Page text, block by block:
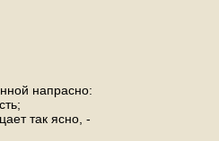
напрасно:
так ясно, -